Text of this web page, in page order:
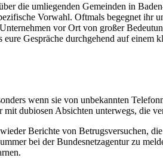
die umliegenden Gemeinden in
Vorwahl. Oftmals begegnet
vor Ort von großer
Gespräche durchgehend auf
wenn sie von unbekannten
dubiosen Absichten unterwegs, die
Berichte von Betrugsversuchen,
bei der Bundesnetzagentur zu